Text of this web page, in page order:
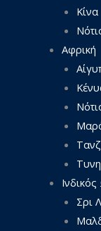
Κίνα
Αφρική
Σρι